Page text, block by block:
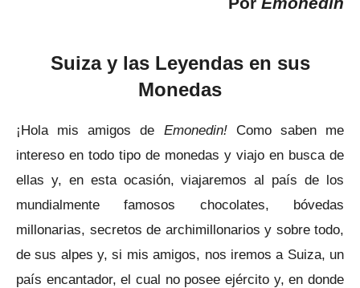
Suiza y las Leyendas en sus
Monedas
¡Hola mis amigos de Emonedin!Como saben me
intereso en todo tipo de monedas y viajo en busca de
ellas y, en esta ocasión, viajaremos al país de los
mundialmente famosos chocolates, bóvedas
millonarias, secretos de archimillonarios y sobre todo,
de sus alpes y, si mis amigos, nos iremos a Suiza, un
país encantador, el cual no posee ejército y, en donde